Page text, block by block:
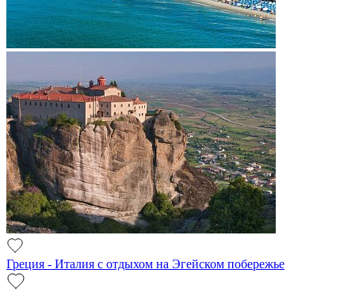
Греция - Италия с отдыхом на Эгейском побережье